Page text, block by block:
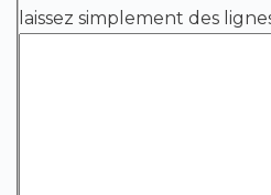
laissez simplement des